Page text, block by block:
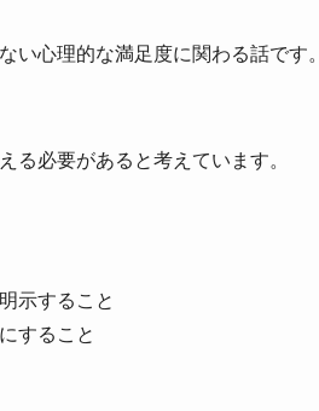
い心理的な満足度に関わる話です。
る必要があると考えています。
示すること
すること